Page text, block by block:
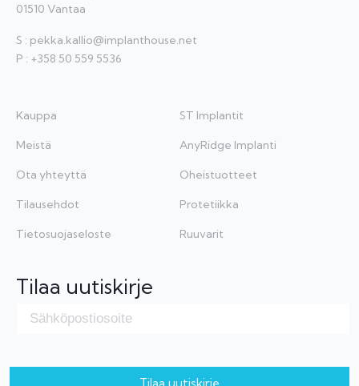
01510 Vantaa
S : pekka.kallio@implanthouse.net
P : +358 50 559 5536
Kauppa
Meistä
Ota yhteyttä
Tilausehdot
Tietosuojaseloste
ST Implantit
AnyRidge Implanti
Oheistuotteet
Protetiikka
Ruuvarit
Tilaa uutiskirje